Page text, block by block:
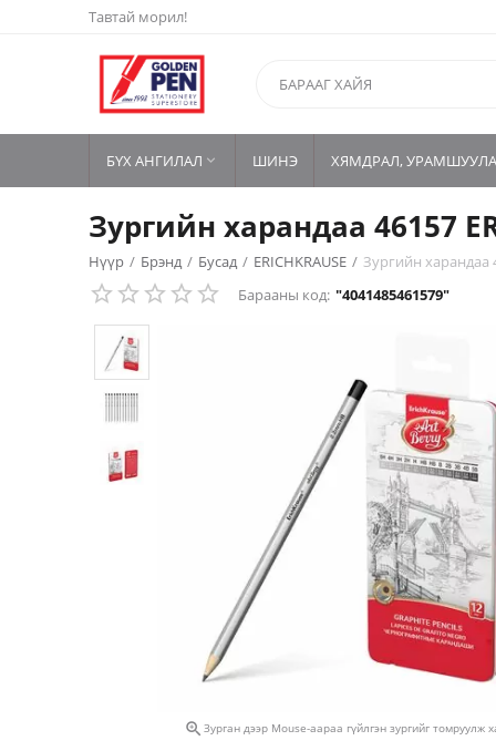
Тавтай морил!
БҮХ АНГИЛАЛ  ШИНЭ ХЯМДРАЛ,
Зургийн харандаа 46157
Нүүр / Брэнд / Бусад / ERICHKRAUSE / Зургийн харандаа
Барааны код: "4041485461579"
 Зурган дээр Mouse-аараа гүйлгэн зургийг томруулж